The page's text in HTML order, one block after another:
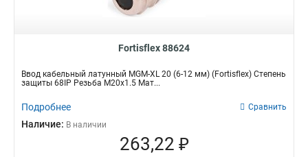
Fortisflex 88624
Ввод кабельный латунный МGM-XL 20 (6-12 мм) (Fortisflex) Степень
защиты 68IP Резьба M20x1.5 Мат...
Подробнее Сравнить
Наличие: В наличии
263,22 ₽